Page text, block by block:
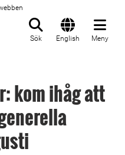
Sök English Meny
kom ihåg att